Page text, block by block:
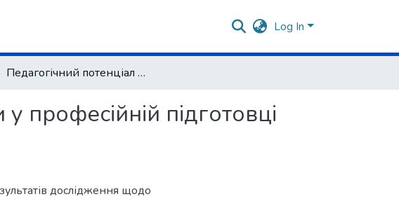
Log In
Педагогічний потенціал дитячої літератури у професійній підготовці майбутніх учителів іноземної мови
професійній підготовці
дослідження щодо